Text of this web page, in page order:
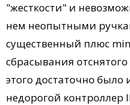
"жесткости" и
нем неопытными
существенный плюс
сбрасывания
этого достаточно
недорогой контроллер